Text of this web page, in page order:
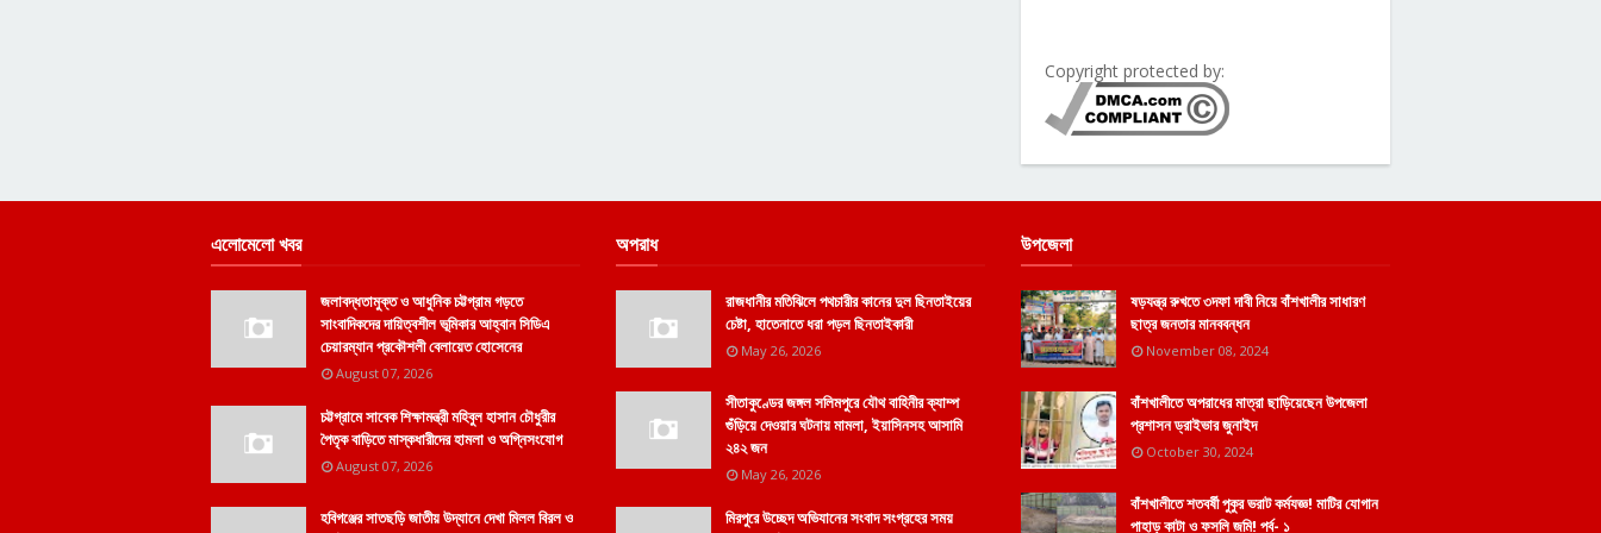
Copyright protected by:
এলোমেলো খবর
জলাবদ্ধতামুক্ত ও আধুনিক চট্টগ্রাম গড়তে
সাংবাদিকদের দায়িত্বশীল ভূমিকার আহ্বান সিডিএ
চেয়ারম্যান প্রকৌশলী বেলায়েত হোসেনের
August 07, 2026
চট্টগ্রামে সাবেক শিক্ষামন্ত্রী মহিবুল হাসান চৌধুরীর
পৈতৃক বাড়িতে মাস্কধারীদের হামলা ও অগ্নিসংযোগ
August 07, 2026
হবিগঞ্জের সাতছড়ি জাতীয় উদ্যানে দেখা মিলল বিরল ও
অপরাধ
রাজধানীর মতিঝিলে পথচারীর কানের দুল ছিনতাইয়ের
চেষ্টা, হাতেনাতে ধরা পড়ল ছিনতাইকারী
May 26, 2026
সীতাকুণ্ডের জঙ্গল সলিমপুরে যৌথ বাহিনীর ক্যাম্প
গুঁড়িয়ে দেওয়ার ঘটনায় মামলা, ইয়াসিনসহ আসামি
২৪২ জন
May 26, 2026
মিরপুরে উচ্ছেদ অভিযানের সংবাদ সংগ্রহের সময়
উপজেলা
ষড়যন্ত্র রুখতে ৩দফা দাবী নিয়ে বাঁশখালীর সাধারণ
ছাত্র জনতার মানববন্ধন
November 08, 2024
বাঁশখালীতে অপরাধের মাত্রা ছাড়িয়েছেন উপজেলা
প্রশাসন ড্রাইভার জুনাইদ
October 30, 2024
বাঁশখালীতে শতবর্ষী পুকুর ভরাট কর্মযজ্ঞ! মাটির যোগান
পাহাড় কাটা ও ফসলি জমি! পর্ব- ১